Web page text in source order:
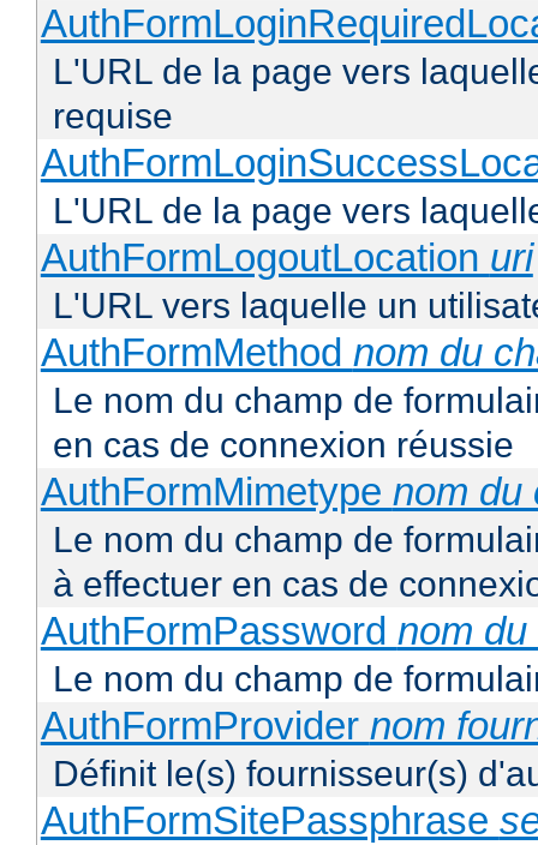
L'URL de la page vers
requise
L'URL de la page vers
AuthFormLogoutLocation uri
L'URL vers laquelle un
AuthFormMethod nom du
Le nom du champ de
en cas de connexion réussie
AuthFormMimetype nom du
Le nom du champ de
à effectuer en cas de
AuthFormPassword nom
Le nom du champ de
AuthFormProvider nom
Définit le(s) fournisseur(s)
AuthFormSitePassphrase